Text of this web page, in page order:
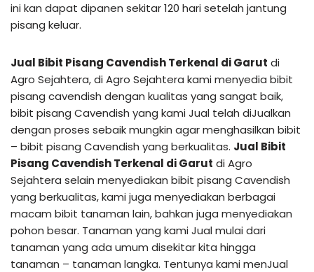
ini kan dapat dipanen sekitar 120 hari setelah jantung
pisang keluar.
Jual Bibit Pisang Cavendish Terkenal di Garut di
Agro Sejahtera, di Agro Sejahtera kami menyedia bibit
pisang cavendish dengan kualitas yang sangat baik,
bibit pisang Cavendish yang kami Jual telah diJualkan
dengan proses sebaik mungkin agar menghasilkan bibit
– bibit pisang Cavendish yang berkualitas. Jual Bibit
Pisang Cavendish Terkenal di Garut di Agro
Sejahtera selain menyediakan bibit pisang Cavendish
yang berkualitas, kami juga menyediakan berbagai
macam bibit tanaman lain, bahkan juga menyediakan
pohon besar. Tanaman yang kami Jual mulai dari
tanaman yang ada umum disekitar kita hingga
tanaman – tanaman langka. Tentunya kami menJual